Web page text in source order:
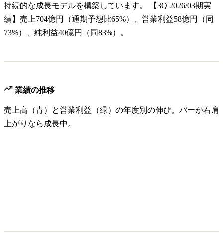
持続的な成長モデルを構築しています。 【3Q 2026/03期実
績】売上704億円（通期予想比65%）、営業利益58億円（同
73%）、純利益40億円（同83%）。
業績の推移
売上高（青）と営業利益（緑）の年度別の伸び。バーが右肩
上がりなら成長中。